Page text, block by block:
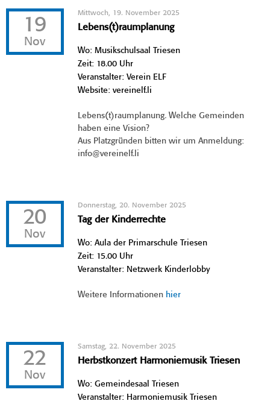
19
Nov
Mittwoch, 19. November 2025
Lebens(t)raumplanung
Wo: Musikschulsaal Triesen
Zeit: 18.00 Uhr
Veranstalter: Verein ELF
Website: vereinelf.li
Lebens(t)raumplanung. Welche Gemeinden
haben eine Vision?
Aus Platzgründen bitten wir um Anmeldung:
info@vereinelf.li
20
Nov
Donnerstag, 20. November 2025
Tag der Kinderrechte
Wo: Aula der Primarschule Triesen
Zeit: 15.00 Uhr
Veranstalter: Netzwerk Kinderlobby
Weitere Informationen hier
22
Nov
Samstag, 22. November 2025
Herbstkonzert Harmoniemusik Triesen
Wo: Gemeindesaal Triesen
Veranstalter: Harmoniemusik Triesen